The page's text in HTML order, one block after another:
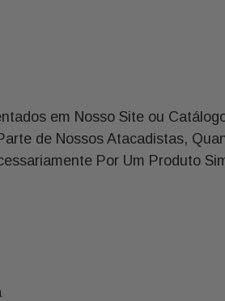
em Nosso Site ou
de Nossos Atacadistas,
Por Um Produto